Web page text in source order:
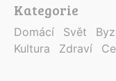
Kategorie
Domácí Svět
Kultura
Zdraví